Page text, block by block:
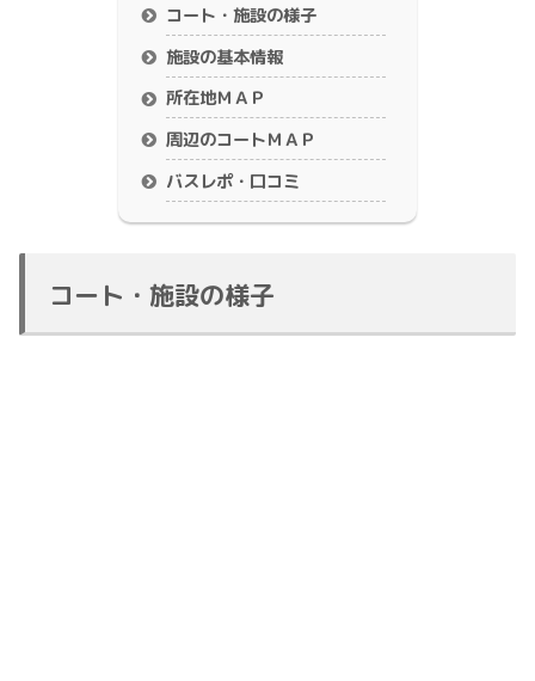
コート・施設の様子
施設の基本情報
所在地ＭＡＰ
周辺のコートＭＡＰ
バスレポ・口コミ
コート・施設の様子